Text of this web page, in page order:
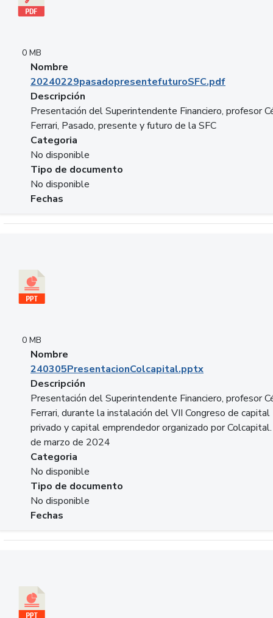
0 MB
Nombre
20240229pasadopresentefuturoSFC.pdf
Descripción
Presentación del Superintendente Financiero, profesor
Ferrari, Pasado, presente y futuro de la SFC
Categoria
No disponible
Tipo de documento
No disponible
Fechas
0 MB
Nombre
240305PresentacionColcapital.pptx
Descripción
Presentación del Superintendente Financiero, profesor
Ferrari, durante la instalación del VII Congreso de capital
privado y capital emprendedor organizado por
de marzo de 2024
Categoria
No disponible
Tipo de documento
No disponible
Fechas